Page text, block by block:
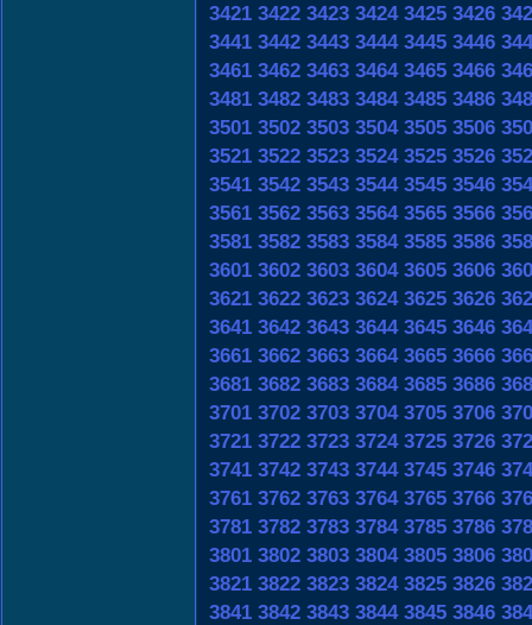
3421 3422 3423 3424 3425 3426
3441 3442 3443 3444 3445 3446
3461 3462 3463 3464 3465 3466
3481 3482 3483 3484 3485 3486
3501 3502 3503 3504 3505 3506
3521 3522 3523 3524 3525 3526
3541 3542 3543 3544 3545 3546
3561 3562 3563 3564 3565 3566
3581 3582 3583 3584 3585 3586
3601 3602 3603 3604 3605 3606
3621 3622 3623 3624 3625 3626
3641 3642 3643 3644 3645 3646
3661 3662 3663 3664 3665 3666
3681 3682 3683 3684 3685 3686
3701 3702 3703 3704 3705 3706
3721 3722 3723 3724 3725 3726
3741 3742 3743 3744 3745 3746
3761 3762 3763 3764 3765 3766
3781 3782 3783 3784 3785 3786
3801 3802 3803 3804 3805 3806
3821 3822 3823 3824 3825 3826
3841 3842 3843 3844 3845 3846